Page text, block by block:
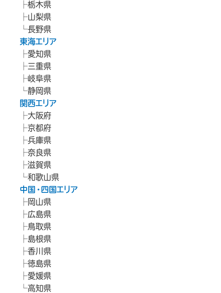
栃木県
山梨県
長野県
東海エリア
愛知県
三重県
岐阜県
静岡県
関西エリア
大阪府
京都府
兵庫県
奈良県
滋賀県
和歌山県
中国・四国エリア
岡山県
広島県
鳥取県
島根県
香川県
徳島県
愛媛県
高知県